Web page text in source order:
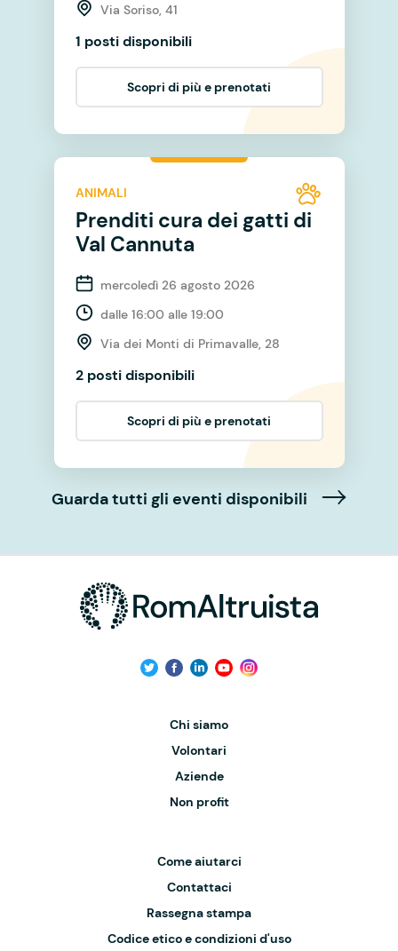
Via Soriso, 41
1 posti disponibili
Scopri di più e prenotati
ANIMALI
Prenditi cura dei gatti di
Val Cannuta
mercoledì 26 agosto 2026
dalle 16:00 alle 19:00
Via dei Monti di Primavalle, 28
2 posti disponibili
Scopri di più e prenotati
Guarda tutti gli eventi disponibili
Chi siamo
Volontari
Aziende
Non profit
Come aiutarci
Contattaci
Rassegna stampa
Codice etico e condizioni d'uso